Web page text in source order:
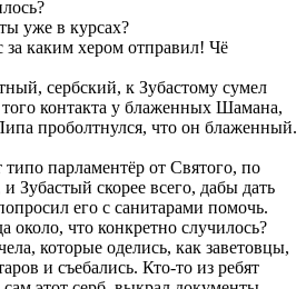
уже в курсах?
за каким хером отправил! Чё
сербский, к Зубастому сумел
контакта у блаженных Шамана,
проболтнулся, что он блаженный.
парламентёр от Святого, по
Зубастый скорее всего, дабы дать
его с санитарами помочь.
около, что конкретно случилось?
которые оделись, как заветовцы,
и съебались. Кто-то из ребят